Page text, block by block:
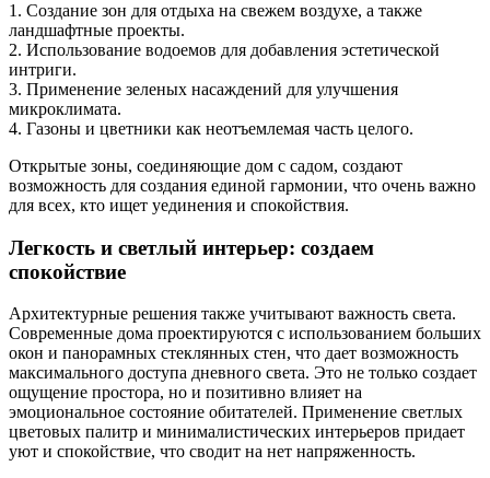
1. Создание зон для отдыха на свежем воздухе, а также
ландшафтные проекты.
2. Использование водоемов для добавления эстетической
интриги.
3. Применение зеленых насаждений для улучшения
микроклимата.
4. Газоны и цветники как неотъемлемая часть целого.
Открытые зоны, соединяющие дом с садом, создают
возможность для создания единой гармонии, что очень важно
для всех, кто ищет уединения и спокойствия.
Легкость и светлый интерьер: создаем
спокойствие
Архитектурные решения также учитывают важность света.
Современные дома проектируются с использованием больших
окон и панорамных стеклянных стен, что дает возможность
максимального доступа дневного света. Это не только создает
ощущение простора, но и позитивно влияет на
эмоциональное состояние обитателей. Применение светлых
цветовых палитр и минималистических интерьеров придает
уют и спокойствие, что сводит на нет напряженность.